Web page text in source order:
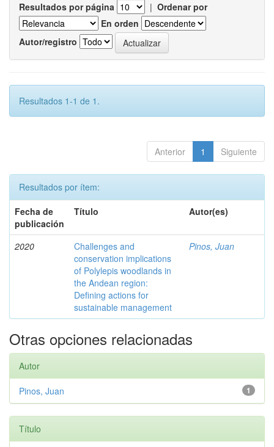
Resultados por página | Ordenar por
En orden
Autor/registro
Resultados 1-1 de 1.
Anterior 1 Siguiente
Resultados por ítem:
Fecha de
publicación
Título Autor(es)
2020
Challenges and
conservation implications
of Polylepis woodlands in
the Andean region:
Defining actions for
sustainable management
Pinos, Juan
Otras opciones relacionadas
Autor
1
Pinos, Juan
Título